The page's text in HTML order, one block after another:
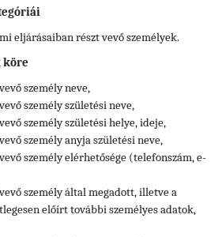
eljárásaiban részt vevő személyek.
köre
személy neve,
személy születési neve,
személy születési helye, ideje,
személy anyja születési neve,
személy elérhetősége (telefonszám, e-
személy által megadott, illetve a
előírt további személyes adatok,